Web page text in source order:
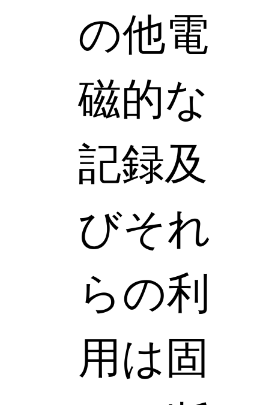
の他電
磁的な
記録及
びそれ
らの利
用は固